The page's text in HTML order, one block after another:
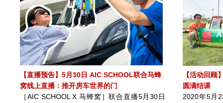
【直播预告】5月30日 AIC SCHOOL联合马蜂
窝线上直播：推开房车世界的门
【活动回顾
圆满结课
［AIC SCHOOL X 马蜂窝］联合直播5月30日
2020年5月